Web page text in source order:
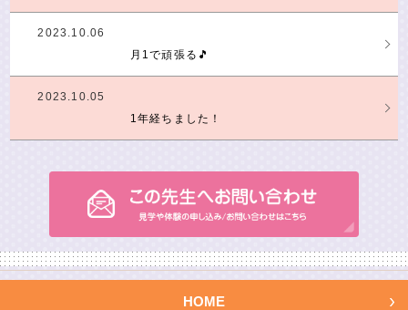
2023.10.06
月1で頑張る🎵
2023.10.05
1年経ちました！
HOME